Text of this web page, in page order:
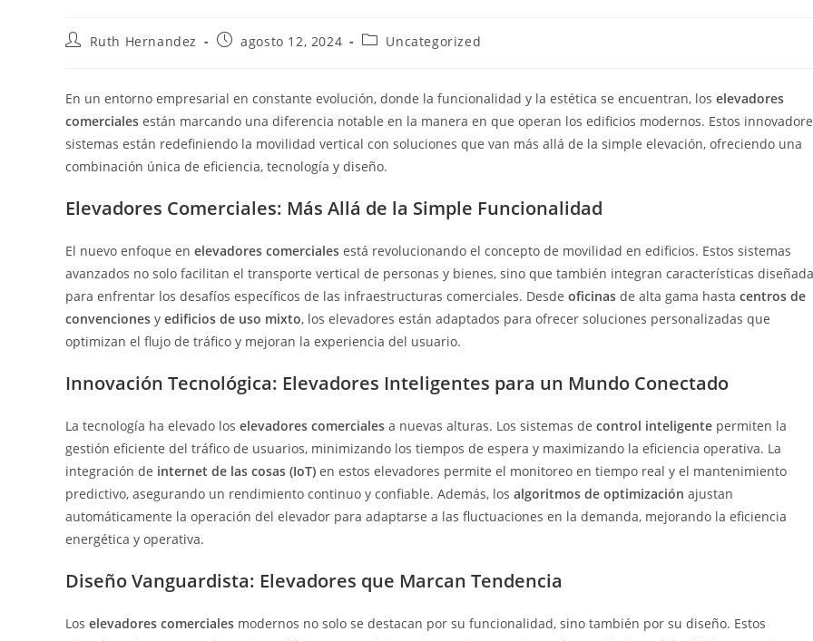
Autor
entrada:
Ruth Hernandez
Publicación
entrada:
agosto 12, 2024
Categoría
entrada:
Uncategorized
En un entorno empresarial en constante evolución, donde la funcionalidad y la estética se encuentran, los elevadores
comerciales están marcando una diferencia notable en la manera en que operan los edificios modernos. Estos
sistemas están redefiniendo la movilidad vertical con soluciones que van más allá de la simple elevación, ofreciendo una
combinación única de eficiencia, tecnología y diseño.
Elevadores Comerciales: Más Allá de la Simple Funcionalidad
El nuevo enfoque en elevadores comerciales está revolucionando el concepto de movilidad en edificios. Estos sistemas
avanzados no solo facilitan el transporte vertical de personas y bienes, sino que también integran características
para enfrentar los desafíos específicos de las infraestructuras comerciales. Desde oficinas de alta gama hasta centros de
convenciones y edificios de uso mixto, los elevadores están adaptados para ofrecer soluciones personalizadas que
optimizan el flujo de tráfico y mejoran la experiencia del usuario.
Innovación Tecnológica: Elevadores Inteligentes para un Mundo Conectado
La tecnología ha elevado los elevadores comerciales a nuevas alturas. Los sistemas de control inteligente permiten la
gestión eficiente del tráfico de usuarios, minimizando los tiempos de espera y maximizando la eficiencia operativa. La
integración de internet de las cosas (IoT) en estos elevadores permite el monitoreo en tiempo real y el mantenimiento
predictivo, asegurando un rendimiento continuo y confiable. Además, los algoritmos de optimización ajustan
automáticamente la operación del elevador para adaptarse a las fluctuaciones en la demanda, mejorando la eficiencia
energética y operativa.
Diseño Vanguardista: Elevadores que Marcan Tendencia
Los elevadores comerciales modernos no solo se destacan por su funcionalidad, sino también por su diseño. Estos